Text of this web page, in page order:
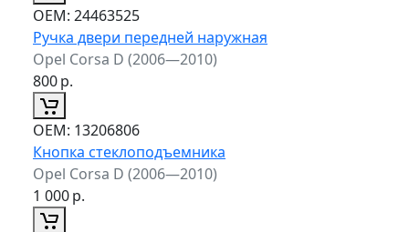
ОЕМ: 24463525
Ручка двери передней наружная
Opel Corsa D (2006—2010)
800р.
ОЕМ: 13206806
Кнопка стеклоподъемника
Opel Corsa D (2006—2010)
1 000р.